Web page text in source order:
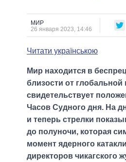
ГЛАВЫ
МЭРЫ
ВСЕ ПЕРСОНЫ
СРАВНЕНИЕ
МИР
26 января 2023, 14:46
Читати українською
Мир находится в
близости от
свидетельствует
Часов Судного дня. На
и теперь стрелки
до полуночи, которая
момент ядерного
директоров чикагского